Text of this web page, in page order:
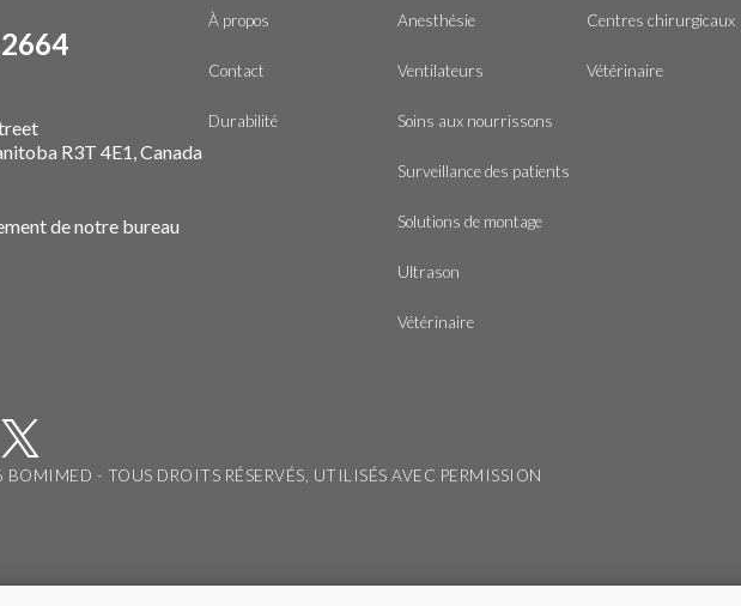
R3T 4E1, Canada
de notre bureau
À propos
Contact
Durabilité
Anesthésie
Ventilateurs
Soins aux nourrissons
Surveillance des patients
Solutions de montage
Ultrason
Vétérinaire
Centres chirurgicaux
Vétérinaire
- TOUS DROITS RÉSERVÉS, UTILISÉS AVEC PERMISSION